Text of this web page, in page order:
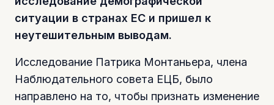
ситуации в странах ЕС и пришел к
неутешительным выводам.
Исследование Патрика Монтаньера, члена
Наблюдательного совета ЕЦБ, было
направлено на то, чтобы признать изменение